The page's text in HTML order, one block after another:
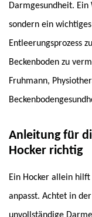
Darmgesundheit. Ein
sondern ein
Entleerungsprozess
Beckenboden zu
Fruhmann,
Anleitung für
Hocker richtig
Ein Hocker allein
anpasst. Achtet in